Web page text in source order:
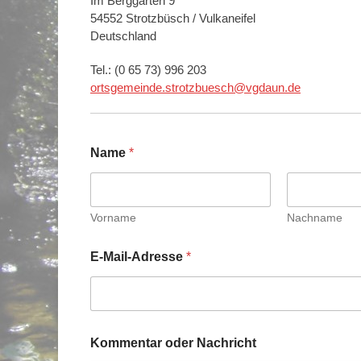
54552 Strotzbüsch / Vulkaneifel
Deutschland
Tel.: (0 65 73) 996 203
ortsgemeinde.strotzbuesch@vgdaun.de
Name *
Vorname Nachname
E-Mail-Adresse *
o
Kommentar oder Nachricht